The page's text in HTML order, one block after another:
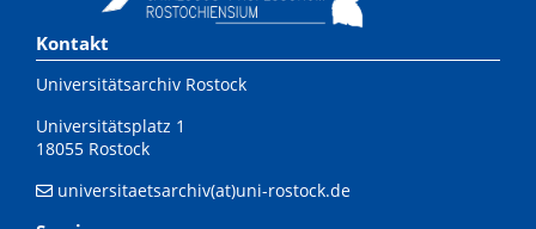
Kontakt
Universitätsarchiv Rostock
Universitätsplatz 1
18055 Rostock
universitaetsarchiv(at)uni-rostock.de